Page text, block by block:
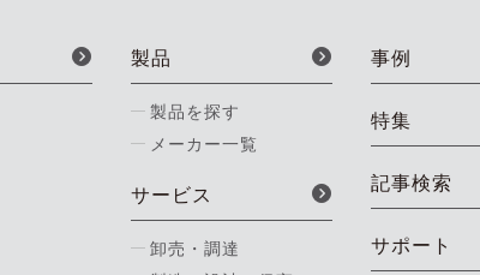
製品
製品を探す
メーカー一覧
サービス
卸売・調達
事例
特集
記事検索
サポート